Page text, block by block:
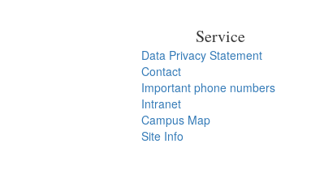
Service
Data Privacy Statement
Contact
Important phone numbers
Intranet
Campus Map
Site Info